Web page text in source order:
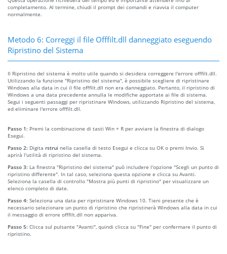
completamento. Al termine, chiudi il prompt dei comandi e riavvia il computer
normalmente.
Metodo 6: Correggi il file Offfilt.dll danneggiato eseguendo
Ripristino del Sistema
Il Ripristino del sistema è molto utile quando si desidera correggere l'errore offfilt.dll.
Utilizzando la funzione "Ripristino del sistema", è possibile scegliere di ripristinare
Windows alla data in cui il file offfilt.dll non era danneggiato. Pertanto, il ripristino di
Windows a una data precedente annulla le modifiche apportate ai file di sistema.
Segui i seguenti passaggi per ripristinare Windows, utilizzando Ripristino del sistema,
ed eliminare l'errore offfilt.dll.
Passo 1: Premi la combinazione di tasti Win + R per avviare la finestra di dialogo
Esegui.
Passo 2: Digita rstrui nella casella di testo Esegui e clicca su OK o premi Invio. Si
aprirà l'utilità di ripristino del sistema.
Passo 3: La finestra "Ripristino del sistema" può includere l'opzione "Scegli un punto di
ripristino differente". In tal caso, seleziona questa opzione e clicca su Avanti.
Seleziona la casella di controllo "Mostra più punti di ripristino" per visualizzare un
elenco completo di date.
Passo 4: Seleziona una data per ripristinare Windows 10. Tieni presente che è
necessario selezionare un punto di ripristino che ripristinerà Windows alla data in cui
il messaggio di errore offfilt.dll non appariva.
Passo 5: Clicca sul pulsante "Avanti", quindi clicca su "Fine" per confermare il punto di
ripristino.